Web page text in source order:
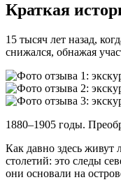
Краткая
15 тысяч лет назад,
снижался, обнажая
1880–1905 годы.
Как давно здесь живут
столетий: это следы
они основали на